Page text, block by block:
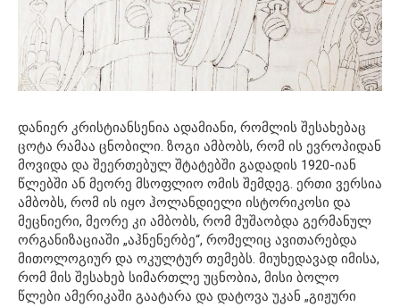
დანიერ კრისტიანსენია ადამიანი, რომლის შესახებაც
ცოტა რამაა ცნობილი. ზოგი ამბობს, რომ ის ევროპიდან
მოვიდა და შეერთებულ შტატებში გადადის 1920-იან
წლებში ან მეორე მსოფლიო ომის შემდეგ. ერთი ვერსია
ამბობს, რომ ის იყო ჰოლანდიელი ისტორიკოსი და
მეცნიერი, მეორე კი ამბობს, რომ მუშაობდა გერმანულ
ორგანიზაციაში „აჰნენერბე“, რომელიც ავითარებდა
მითოლოგიურ და ოკულტურ თემებს. მიუხედავად იმისა,
რომ მის შესახებ სიმართლე უცნობია, მისი ბოლო
წლები ამერიკაში გაატარა და დატოვა უკან „გიჟური